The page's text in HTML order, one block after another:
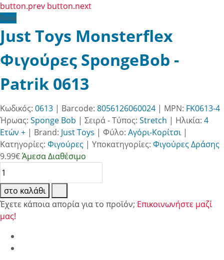
button.prev button.next
New
Just Toys Monsterflex
Φιγούρες SpongeBob -
Patrik 0613
Κωδικός: 0613 | Barcode: 8056126060024 | MPN: FK0613-4
Ήρωας: Sponge Bob | Σειρά - Τύπος: Stretch | Ηλικία: 4
Ετών + | Brand: Just Toys | Φύλο: Αγόρι-Κορίτσι|
Κατηγορίες: Φιγούρες | Υποκατηγορίες: Φιγούρες Δράσης
9.99€Άμεσα Διαθέσιμο
στο καλάθι
Έχετε κάποια απορία για το προϊόν; Επικοινωνήστε μαζί
μας!